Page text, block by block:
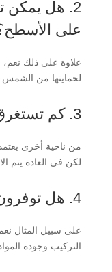
2. هل
على
علاوة على ذلك
لحمايتها من الشمس
3. كم تستغرق مدة تركيب السواتر؟
من ناحية أخرى
لكن في العادة يتم
4. هل توفرون ضمان على السواتر؟
على سبيل المثال
التركيب وجودة المواد.